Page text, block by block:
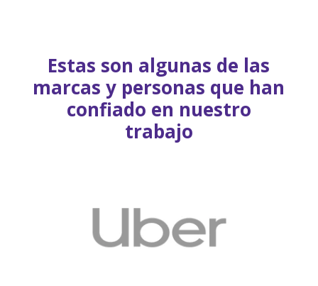
Estas son algunas de las
marcas y personas que han
confiado en nuestro
trabajo